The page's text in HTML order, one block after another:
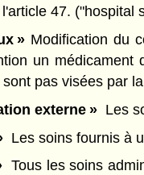
47. ("hospital
»Modification du
un
pas visées par
externe »Les
Les soins fournis à
Tous les soins